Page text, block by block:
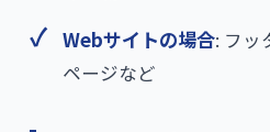
Webサイトの場合: フッ
ページなど